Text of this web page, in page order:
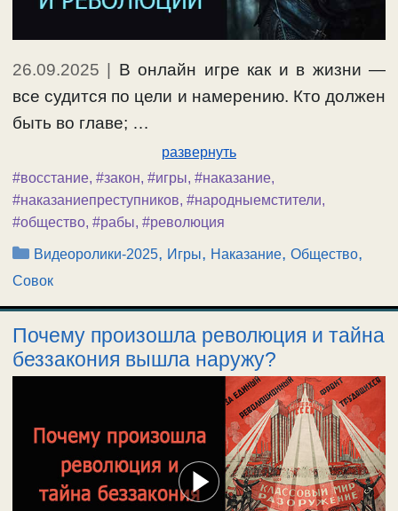
26.09.2025 | В онлайн игре как и в жизни —
все судится по цели и намерению. Кто должен
быть во главе; …
развернуть
#восстание, #закон, #игры, #наказание,
#наказаниепреступников, #народныемстители,
#общество, #рабы, #революция
Рубрики
Видеоролики-2025, Игры, Наказание,Общество,
Совок
Почему произошла революция и тайна
беззакония вышла наружу?